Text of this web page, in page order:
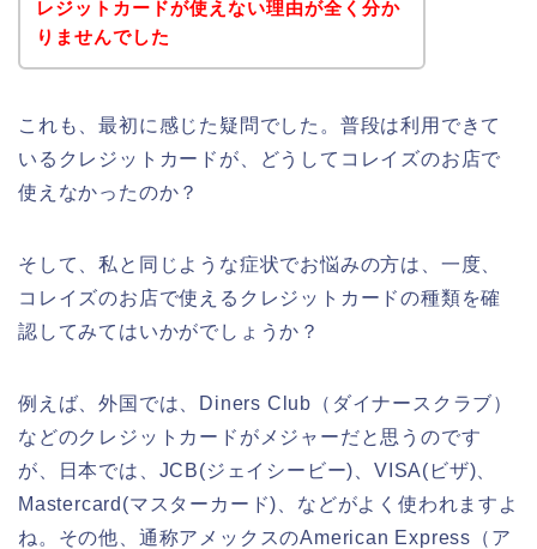
レジットカードが使えない理由が全く分か
りませんでした
これも、最初に感じた疑問でした。普段は利用できて
いるクレジットカードが、どうしてコレイズのお店で
使えなかったのか？
そして、私と同じような症状でお悩みの方は、一度、
コレイズのお店で使えるクレジットカードの種類を確
認してみてはいかがでしょうか？
例えば、外国では、Diners Club（ダイナースクラブ）
などのクレジットカードがメジャーだと思うのです
が、日本では、JCB(ジェイシービー)、VISA(ビザ)、
Mastercard(マスターカード)、などがよく使われますよ
ね。その他、通称アメックスのAmerican Express（ア